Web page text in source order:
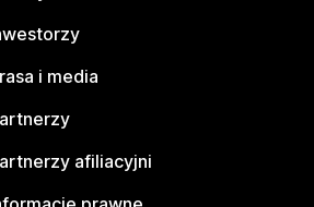
i media
afiliacyjni